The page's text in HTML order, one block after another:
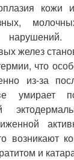
кожи
нарушений.
желез
что
из-за
умирает
возникают
и